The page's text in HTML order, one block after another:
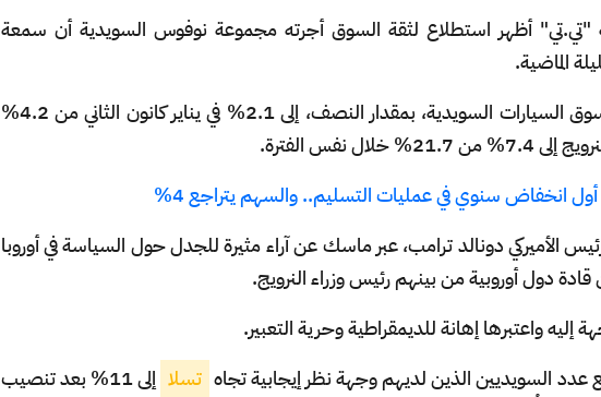
"تي.تي" أظهر استطلاع لثقة السوق أجرته مجموعة نوفوس السويدية أن سمعة
الماضية.
في سوق السيارات السويدية، بمقدار النصف، إلى 2.1% في يناير كانون الثاني من 4.2%
نفس الفترة.
انخفاض سنوي في عمليات التسليم.. والسهم يتراجع 4%
الأميركي دونالد ترامب، عبر ماسك عن آراء مثيرة للجدل حول السياسة في أوروبا
قادة دول أوروبية من بينهم رئيس وزراء النرويج.
واعتبرها إهانة للديمقراطية وحرية التعبير.
السويديين الذين لديهم وجهة نظر إيجابية تجاه تسلا
إلى 11% بعد تنصيب